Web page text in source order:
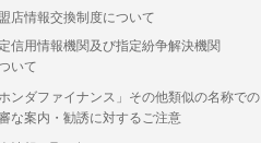
店情報交換制度について
信用情報機関及び指定紛争解決機関
いて
ホンダファイナンス」その他類似の名称での
な案内・勧誘に対するご注意